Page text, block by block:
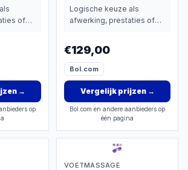
of
→
op
bloedsomloop -
Onrustige benen -
Neuropathie -
Rugklachten - Koude
handen - Krampen -
Restless Legs
Logische keuze als
afwerking, prestaties of
€129,00
Bol.com
Vergelijk prijzen→
Bol.com en andere aanbieders op
één pagina
VOETMASSAGE